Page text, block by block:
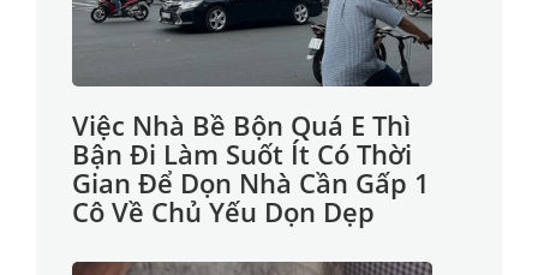
Việc Nhà Bề Bộn Quá E Thì
Bận Đi Làm Suốt Ít Có Thời
Gian Để Dọn Nhà Cần Gấp 1
Cô Về Chủ Yếu Dọn Dẹp